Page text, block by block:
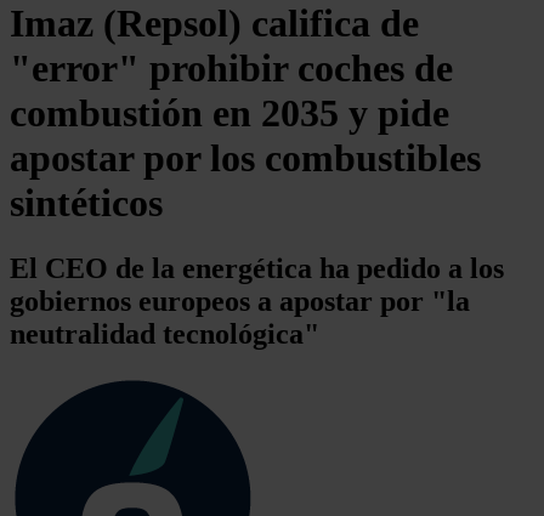
Imaz (Repsol) califica de
"error" prohibir coches de
combustión en 2035 y pide
apostar por los combustibles
sintéticos
El CEO de la energética ha pedido a los
gobiernos europeos a apostar por "la
neutralidad tecnológica"